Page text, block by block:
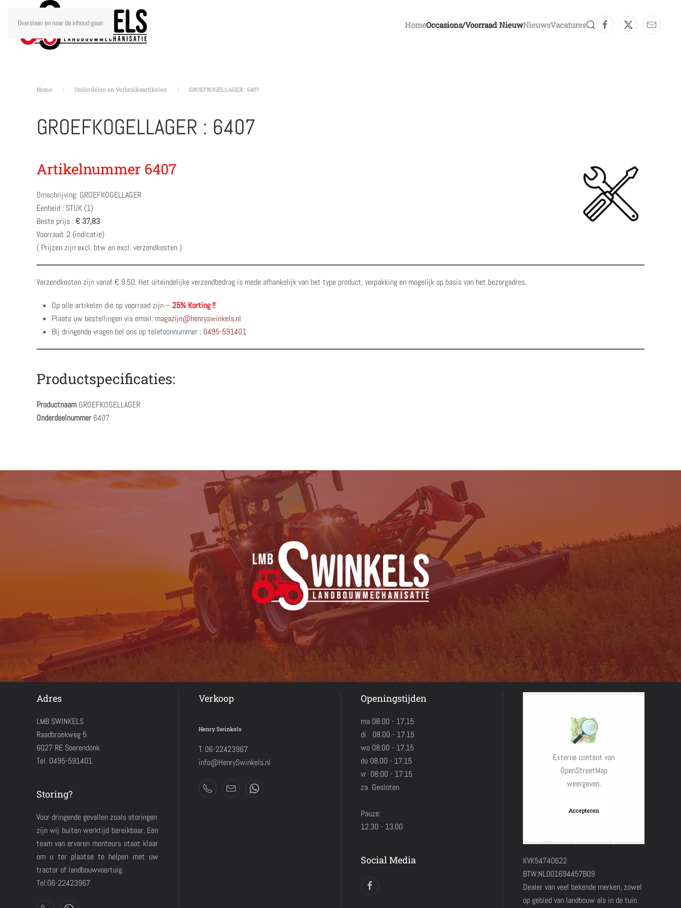
Overslaan en naar de inhoud gaan HomeOccasions/voorraad NieuwNieuwsVacatures
Home Onderdelen en Verbruiksartikelen GROEFKOGELLAGER : 6407
GROEFKOGELLAGER : 6407
Artikelnummer 6407
Omschrijving: GROEFKOGELLAGER
Eenheid : STUK (1)
Beste prijs :€ 37,83
Voorraad: 2 (indicatie)
( Prijzen zijn excl. btw en excl. verzendkosten )
Verzendkosten zijn vanaf € 9.50. Het uiteindelijke verzendbedrag is mede afhankelijk van het type product, verpakking en mogelijk op basis van het bezorgadres.
Op alle artikelen die op voorraad zijn – 25% Korting !!
Plaats uw bestellingen via email: magazijn@henryswinkels.nl
Bij dringende vragen bel ons op telefoonnummer : 0495-591401
Productspecificaties:
Productnaam GROEFKOGELLAGER
Onderdeelnummer 6407
Adres
LMB SWINKELS
Raadbroekweg 5
6027 RE Soerendonk
Tel. 0495-591401
Storing?
Voor dringende gevallen zoals storingen
zijn wij buiten werktijd bereikbaar. Een
team van ervaren monteurs staat klaar
om u ter plaatse te helpen met uw
tractor of landbouwvoertuig.
Tel:06-22423967
Verkoop
Henry Swinkels
T. 06-22423967
info@HenrySwinkels.nl
Openingstijden
ma 08.00 - 17.15
di 08.00 - 17.15
wo 08.00 - 17.15
do 08.00 - 17.15
vr 08.00 - 17.15
za Gesloten
Pauze:
12.30 - 13.00
Social Media
Externe content van
OpenStreetMap
weergeven.
Accepteren
KVK54740622
BTW:NL001694457B09
Dealer van veel bekende merken, zowel
op gebied van landbouw als in de tuin